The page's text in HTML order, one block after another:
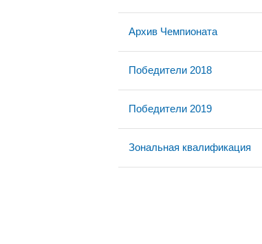
Архив Чемпионата
Победители 2018
Победители 2019
Зональная квалификация